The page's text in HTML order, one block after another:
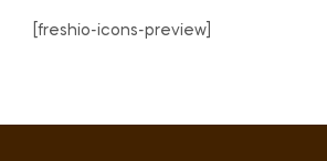
[freshio-icons-preview]